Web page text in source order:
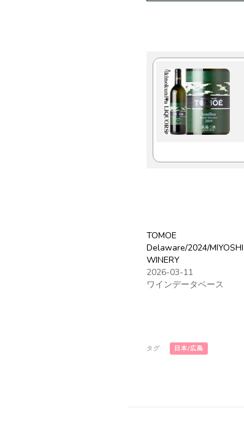
TOMOE
Delaware/2024/MIYOSHI
WINERY
2026-03-11
ワインデータベース
タグ: 日本/広島